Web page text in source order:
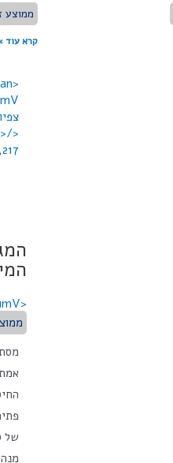
ממוצע
קרא עוד
</span>
<span class="numV">מס' צפיות בפוסט:</span>